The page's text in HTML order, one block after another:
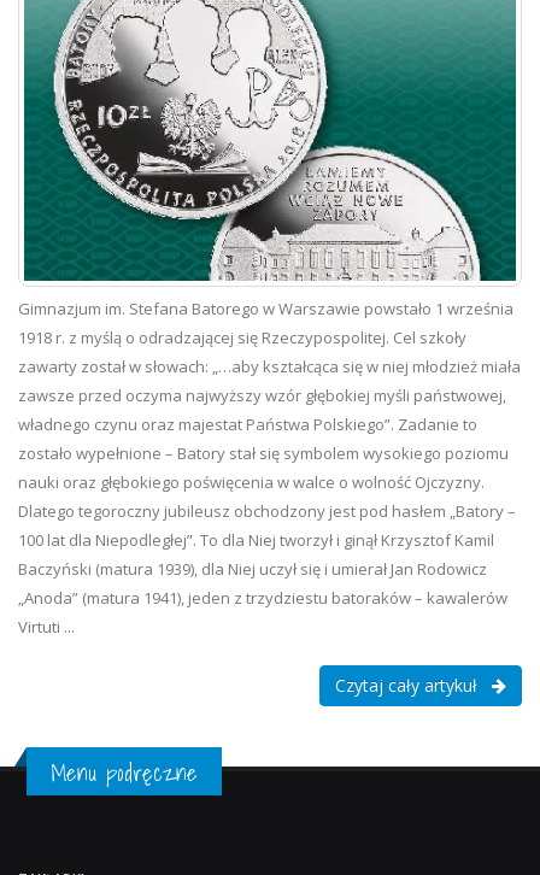
Gimnazjum im. Stefana Batorego w Warszawie powstało 1 września
1918 r. z myślą o odradzającej się Rzeczypospolitej. Cel szkoły
zawarty został w słowach: „…aby kształcąca się w niej młodzież miała
zawsze przed oczyma najwyższy wzór głębokiej myśli państwowej,
władnego czynu oraz majestat Państwa Polskiego”. Zadanie to
zostało wypełnione – Batory stał się symbolem wysokiego poziomu
nauki oraz głębokiego poświęcenia w walce o wolność Ojczyzny.
Dlatego tegoroczny jubileusz obchodzony jest pod hasłem „Batory –
100 lat dla Niepodległej”. To dla Niej tworzył i ginął Krzysztof Kamil
Baczyński (matura 1939), dla Niej uczył się i umierał Jan Rodowicz
„Anoda” (matura 1941), jeden z trzydziestu batoraków – kawalerów
Virtuti ...
Czytaj cały artykuł
Menu podręczne